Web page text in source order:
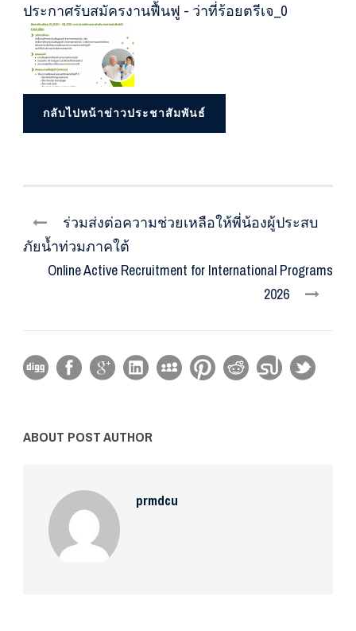
ประกาศรับสมัครงานฟื้นฟู - ว่าที่ร้อยตรีเจ_0
กลับไปหน้าข่าวประชาสัมพันธ์
ร่วมส่งต่อความช่วยเหลือให้พี่น้องผู้ประสบ
ภัยน้ำท่วมภาคใต้
Online Active Recruitment for International Programs
2026
ABOUT POST AUTHOR
prmdcu